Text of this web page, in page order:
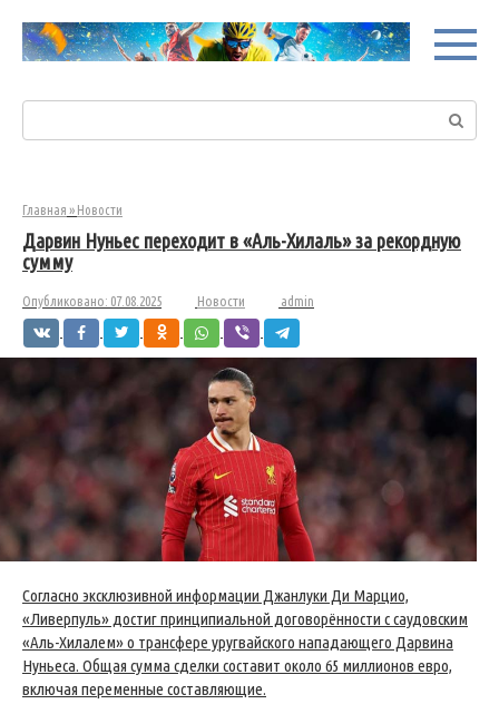
контенту
Главная » Новости
Дарвин Нуньес переходит в «Аль-Хилаль» за рекордную
сумму
Опубликовано: 07.08.2025 Новости admin
Согласно эксклюзивной информации Джанлуки Ди Марцио,
«Ливерпуль» достиг принципиальной договорённости с саудовским
«Аль-Хилалем» о трансфере уругвайского нападающего Дарвина
Нуньеса. Общая сумма сделки составит около 65 миллионов евро,
включая переменные составляющие.